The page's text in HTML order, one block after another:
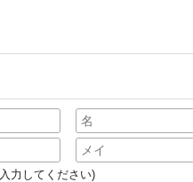
力してください)